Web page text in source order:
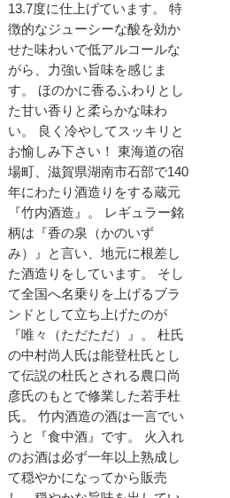
13.7度に仕上げています。 特
徴的なジューシーな酸を効か
せた味わいで低アルコールな
がら、力強い旨味を感じま
す。 ほのかに香るふわりとし
た甘い香りと柔らかな味わ
い。 良く冷やしてスッキリと
お愉しみ下さい！ 東海道の宿
場町、滋賀県湖南市石部で140
年にわたり酒造りをする蔵元
『竹内酒造』。 レギュラー銘
柄は『香の泉（かのいず
み）』と言い、地元に根差し
た酒造りをしています。 そし
て全国へ名乗りを上げるブラ
ンドとして立ち上げたのが
『唯々（ただただ）』。 杜氏
の中村尚人氏は能登杜氏とし
て伝説の杜氏とされる農口尚
彦氏のもとで修業した若手杜
氏。 竹内酒造の酒は一言でい
うと『食中酒』です。 火入れ
のお酒は必ず一年以上熟成し
て穏やかになってから販売